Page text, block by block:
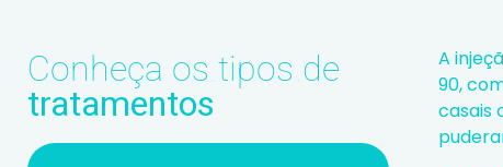
Conheça os tipos de
tratamentos
A
90,
casais